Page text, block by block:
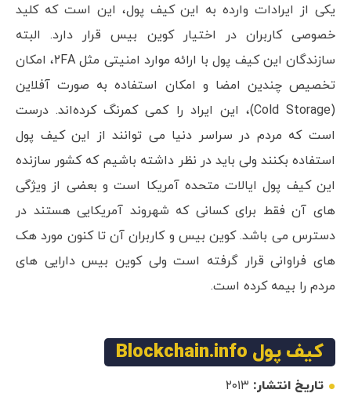
یکی از ایرادات وارده به این کیف پول، این است که کلید
خصوصی کاربران در اختیار کوین بیس قرار دارد. البته
سازندگان این کیف پول با ارائه موارد امنیتی مثل ۲FA، امکان
تخصیص چندین امضا و امکان استفاده به صورت آفلاین
(Cold Storage)، این ایراد را کمی کمرنگ کرده‌اند. درست
است که مردم در سراسر دنیا می توانند از این کیف پول
استفاده بکنند ولی باید در نظر داشته باشیم که کشور سازنده
این کیف پول ایالات متحده آمریکا است و بعضی از ویژگی
های آن فقط برای کسانی که شهروند آمریکایی هستند در
دسترس می باشد. کوین بیس و کاربران آن تا کنون مورد هک
های فراوانی قرار گرفته است ولی کوین بیس دارایی های
مردم را بیمه کرده است.
کیف پول Blockchain.info
تاریخ انتشار: